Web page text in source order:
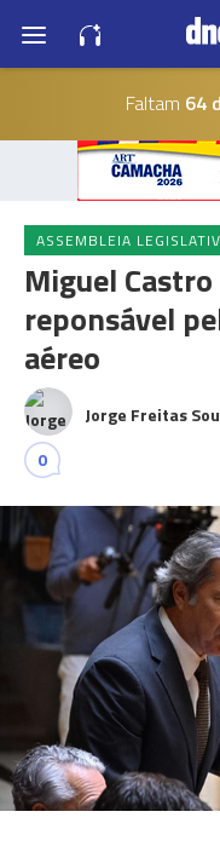
Faltam 64
ASSEMBLEIA
Miguel
reponsável
aéreo
Jorge Freitas
0